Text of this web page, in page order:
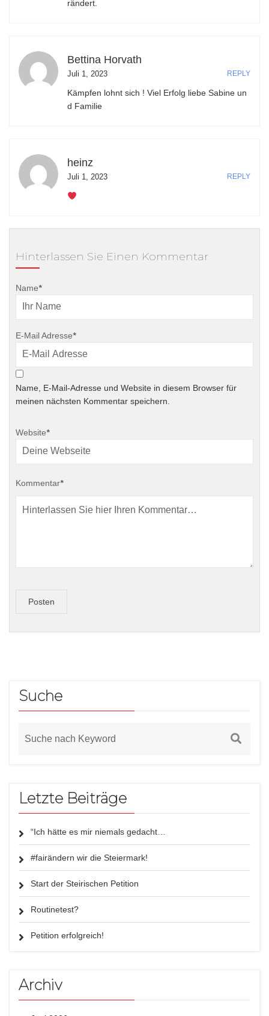
rändert.
Bettina Horvath
Juli 1, 2023 REPLY
Kämpfen lohnt sich ! Viel Erfolg liebe Sabine un
d Familie
heinz
Juli 1, 2023 REPLY
Hinterlassen Sie Einen Kommentar
Name*
E-Mail Adresse*
Name, E-Mail-Adresse und Website in diesem Browser für
meinen nächsten Kommentar speichern.
Website*
Kommentar*
Posten
Suche
Letzte Beiträge
“Ich hätte es mir niemals gedacht…
#fairändern wir die Steiermark!
Start der Steirischen Petition
Routinetest?
Petition erfolgreich!
Archiv